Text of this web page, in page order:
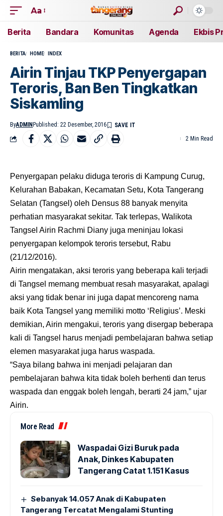
Aa
Berita Bandara Komunitas Agenda Ekbis
BERITA HOME INDEX
Airin Tinjau TKP Penyergapan
Teroris, Ban Ben Tingkatkan
Siskamling
ByADMIN Published: 22 Desember, 2016
2 Min Read
Penyergapan pelaku diduga teroris di Kampung Curug,
Kelurahan Babakan, Kecamatan Setu, Kota Tangerang
Selatan (Tangsel) oleh Densus 88 banyak menyita
perhatian masyarakat sekitar. Tak terlepas, Walikota
Tangsel Airin Rachmi Diany juga meninjau lokasi
penyergapan kelompok teroris tersebut, Rabu
(21/12/2016).
Airin mengatakan, aksi teroris yang beberapa kali terjadi
di Tangsel memang membuat resah masyarakat, apalagi
aksi yang tidak benar ini juga dapat mencoreng nama
baik Kota Tangsel yang memiliki motto ‘Religius’. Meski
demikian, Airin mengakui, teroris yang disergap beberapa
kali di Tangsel harus menjadi pembelajaran bahwa setiap
elemen masyarakat juga harus waspada.
“Saya bilang bahwa ini menjadi pelajaran dan
pembelajaran bahwa kita tidak boleh berhenti dan terus
waspada dan enggak boleh lengah, berarti 24 jam,” ujar
Airin.
More Read
Waspadai Gizi Buruk pada
Anak, Dinkes Kabupaten
Tangerang Catat 1.151 Kasus
Sebanyak 14.057 Anak di Kabupaten
Tangerang Tercatat Mengalami Stunting